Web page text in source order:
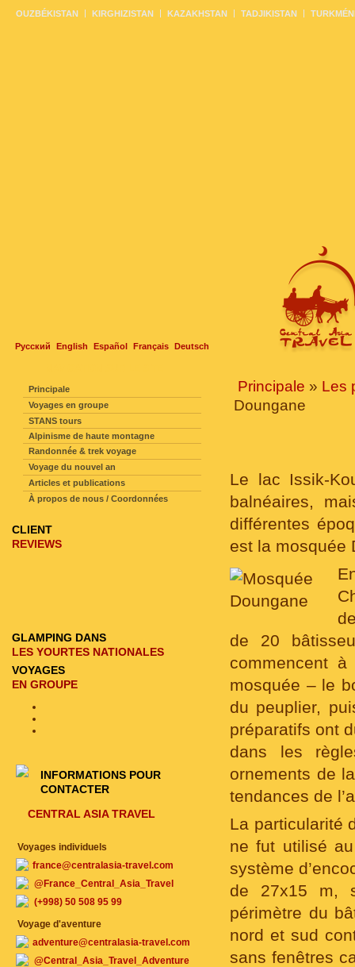
Русский English Español Français Deutsch
OUZBÉKISTAN KIRGHIZISTAN KAZAKHSTAN TADJIKISTAN
Principale » Les
Doungane
Le lac Issik-
balnéaires,
différentes
est la mosquée
de 20
commencent
mosquée – le
du peuplier,
préparatifs ont
dans les
ornements de
tendances de
La particularité
ne fut utilisé
système
de 27х15 m,
périmètre du
nord et sud
sans fenêtres
Principale
Voyages en groupe
STANS tours
Alpinisme de haute montagne
Randonnée & trek voyage
Voyage du nouvel an
Articles et publications
À propos de nous / Coordonnées
CLIENT
REVIEWS
GLAMPING DANS
LES YOURTES NATIONALES
VOYAGES
EN GROUPE
INFORMATIONS POUR
CONTACTER
CENTRAL ASIA TRAVEL
Voyages individuels
france@centralasia-travel.com
@France_Central_Asia_Travel
(+998) 50 508 95 99
Voyage d'aventure
adventure@centralasia-travel.com
@Central_Asia_Travel_Adventure